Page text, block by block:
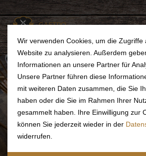
GASTRO
Wir verwenden Cookies, um die Zugriffe
Website zu analysieren. Außerdem
Informationen an unsere Partner für
Unsere Partner führen diese
mit weiteren Daten zusammen, die Sie
haben oder die Sie im Rahmen Ihrer
gesammelt haben. Ihre Einwilligung zur
können Sie jederzeit wieder in der
widerrufen.